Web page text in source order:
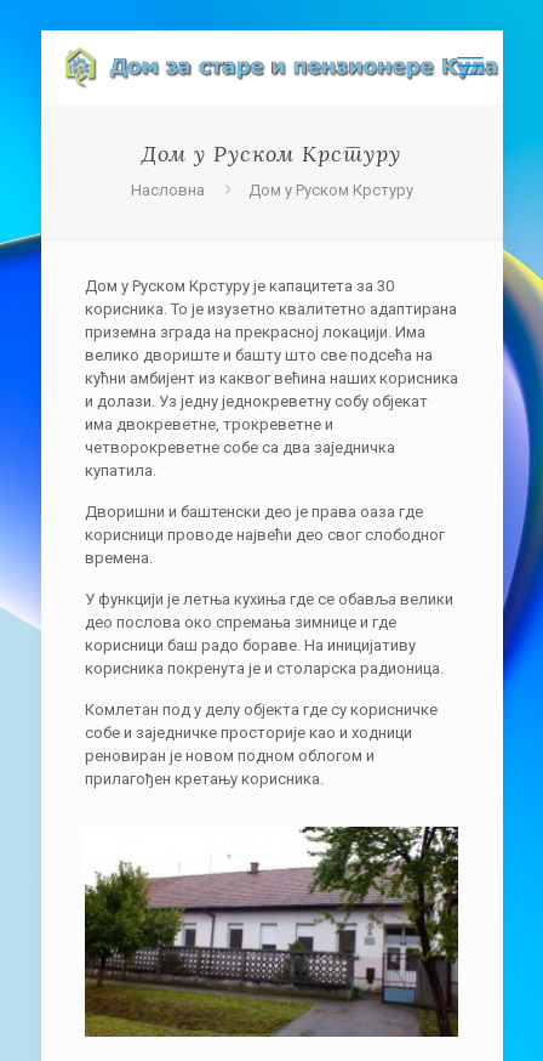
Дом у Руском Крстуру
Насловна Дом у Руском Крстуру
Дом у Руском Крстуру је капацитета за 30
корисника. То je изузетно квалитетно адаптирана
приземна зграда на прекрасној локацији. Има
велико двориште и башту што све подсећа на
кућни амбијент из каквог већина наших корисника
и долази. Уз једну једнокреветну собу објекат
има двокреветне, трокреветне и
четворокреветне собе са два заједничка
купатила.
Дворишни и баштенски део је права оаза где
корисници проводе највећи део свог слободног
времена.
У функцији је летња кухиња где се обавља велики
део послова око спремања зимнице и где
корисници баш радо бораве. На иницијативу
корисника покренута је и столарска радионица.
Комлетан под у делу објекта где су корисничке
собе и заједничке просторије као и ходници
реновиран је новом подном облогом и
прилагођен кретању корисника.